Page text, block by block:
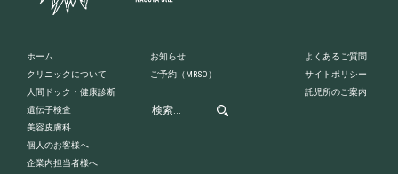
ホーム
クリニックについて
人間ドック・健康診断
遺伝子検査
美容皮膚科
個人のお客様へ
企業内担当者様へ
お知らせ
ご予約 （MRSO）
よくあるご質問
サイトポリシー
託児所のご案内